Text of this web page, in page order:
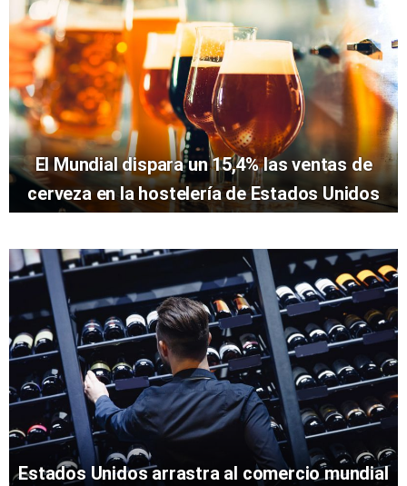
El Mundial dispara un 15,4% las ventas de
cerveza en la hostelería de Estados Unidos
Estados Unidos arrastra al comercio mundial